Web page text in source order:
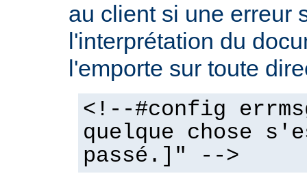
au client si une erreur
l'interprétation du
l'emporte sur toute
<!--#config
quelque chose
passé.]" -->